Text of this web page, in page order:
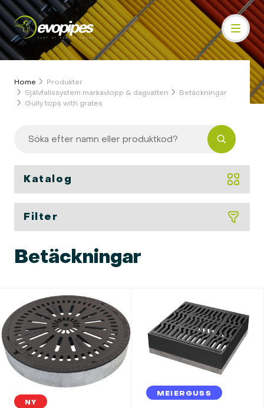
Home
Produkter
Självfallssystem markavlopp & dagvatten
Betäckningar
Gully tops with grates
Katalog
Filter
Betäckningar
NY
MEIERGUSS